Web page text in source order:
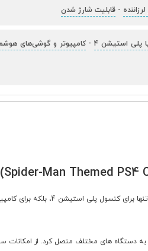
-قابلیت شارژ شدن
پلی استیشن 4 -کامپیوتر و گوشی‌های
دسته بازی پلی استیشن 4 با مدل